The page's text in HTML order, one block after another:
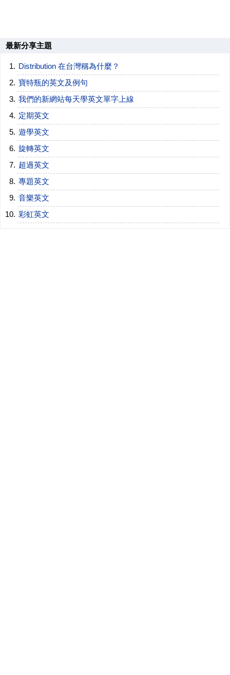
最新分享主題
Distribution 在台灣稱為什麼？
寶特瓶的英文及例句
我們的新網站每天學英文單字上線
定期英文
遊學英文
旋轉英文
超過英文
專題英文
音樂英文
彩虹英文